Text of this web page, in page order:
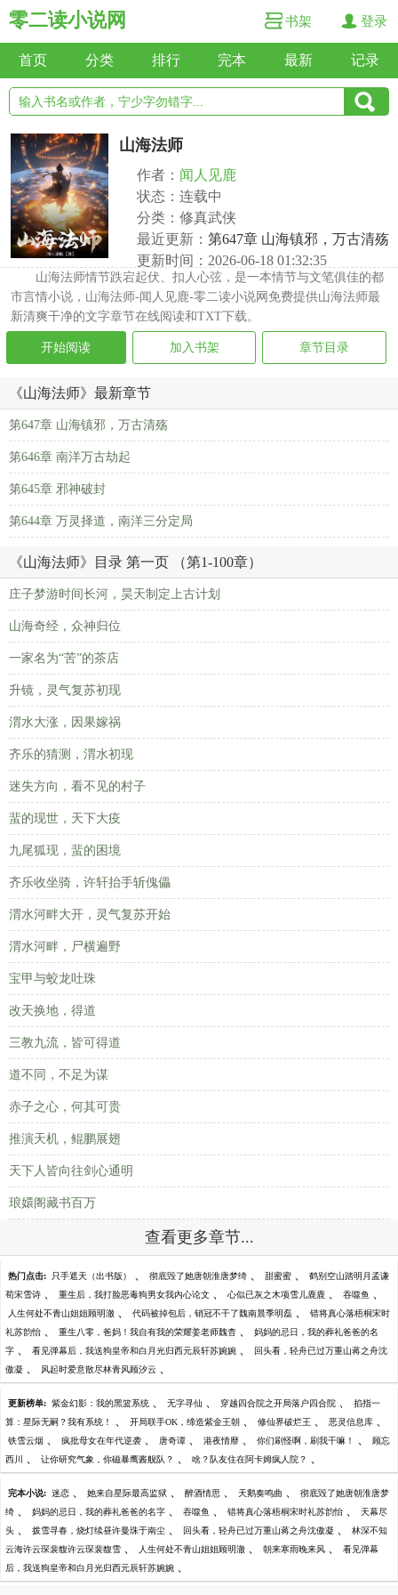
零二读小说网 书架 登录
首页 分类 排行 完本 最新 记录
山海法师
作者： 闻人见鹿
状态：连载中
分类：修真武侠
最近更新： 第647章 山海镇邪，万古清殇
更新时间：2026-06-18 01:32:35
山海法师情节跌宕起伏、扣人心弦，是一本情节与文笔俱佳的都
市言情小说，山海法师-闻人见鹿-零二读小说网免费提供山海法师最
新清爽干净的文字章节在线阅读和TXT下载。
开始阅读 加入书架 章节目录
《山海法师》最新章节
第647章 山海镇邪，万古清殇
第646章 南洋万古劫起
第645章 邪神破封
第644章 万灵择道，南洋三分定局
《山海法师》目录 第一页 （第1-100章）
庄子梦游时间长河，昊天制定上古计划
山海奇经，众神归位
一家名为“苦”的茶店
升镜，灵气复苏初现
渭水大涨，因果嫁祸
齐乐的猜测，渭水初现
迷失方向，看不见的村子
蜚的现世，天下大疫
九尾狐现，蜚的困境
齐乐收坐骑，许轩抬手斩傀儡
渭水河畔大开，灵气复苏开始
渭水河畔，尸横遍野
宝甲与蛟龙吐珠
改天换地，得道
三教九流，皆可得道
道不同，不足为谋
赤子之心，何其可贵
推演天机，鲲鹏展翅
天下人皆向往剑心通明
琅嬛阁藏书百万
查看更多章节...
热门点击: 只手遮天（出书版） 、 彻底毁了她唐朝淮唐梦绮 、 甜蜜蜜 、 鹤别空山踏明月孟谦
荀宋雪诗 、 重生后，我打脸恶毒狗男女我内心论文 、 心似已灰之木项雪儿鹿鹿 、 吞噬鱼 、
人生何处不青山姐姐顾明澈 、 代码被掉包后，销冠不干了魏南晨季明磊 、 错将真心落梧桐宋时
礼苏韵怡 、 重生八零，爸妈！我自有我的荣耀姜老师魏杳 、 妈妈的忌日，我的葬礼爸爸的名
字 、 看见弹幕后，我送狗皇帝和白月光归西元辰轩苏婉婉 、 回头看，轻舟已过万重山蒋之舟沈
傲凝 、 风起时爱意散尽林青风顾汐云 、
更新榜单: 紫金幻影：我的黑篮系统 、 无字寻仙 、 穿越四合院之开局落户四合院 、 掐指一
算：星际无嗣？我有系统！ 、 开局联手OK，缔造紫金王朝 、 修仙界破烂王 、 恶灵信息库 、
铁雪云烟 、 疯批母女在年代逆袭 、 唐奇谭 、 港夜情靡 、 你们刷怪啊，刷我干嘛！ 、 顾忘
西川 、 让你研究气象，你磁暴鹰酱舰队？ 、 啥？队友住在阿卡姆疯人院？ 、
完本小说: 迷恋 、 她来自星际最高监狱 、 醉酒情思 、 天鹅奏鸣曲 、 彻底毁了她唐朝淮唐梦
绮 、 妈妈的忌日，我的葬礼爸爸的名字 、 吞噬鱼 、 错将真心落梧桐宋时礼苏韵怡 、 天幕尽
头 、 拨雪寻春，烧灯续昼许曼珠于南尘 、 回头看，轻舟已过万重山蒋之舟沈傲凝 、 林深不知
云海许云琛裴馥许云琛裴馥雪 、 人生何处不青山姐姐顾明澈 、 朝来寒雨晚来风 、 看见弹幕
后，我送狗皇帝和白月光归西元辰轩苏婉婉 、